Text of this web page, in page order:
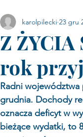
Z ŻYCIA
rok
karolpilecki 23 gru
Radni
grudnia. Dochody
oznacza deficyt w
bieżące wydatki, to